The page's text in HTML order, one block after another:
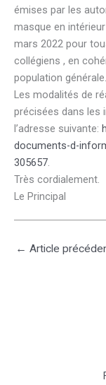
émises par les
masque en
mars 2022 pour
collégiens , en
population générale.
Les modalités de
précisées dans les
l’adresse suivante:
documents-d-
305657
Très cordialement.
Le Principal
← Article